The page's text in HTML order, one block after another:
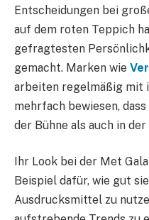
Entscheidungen bei
auf dem roten Teppich
gefragtesten
gemacht. Marken wie
arbeiten regelmäßig mit
mehrfach bewiesen,
der Bühne als auch in
Ihr Look bei der Met
Beispiel dafür, wie gut
Ausdrucksmittel zu